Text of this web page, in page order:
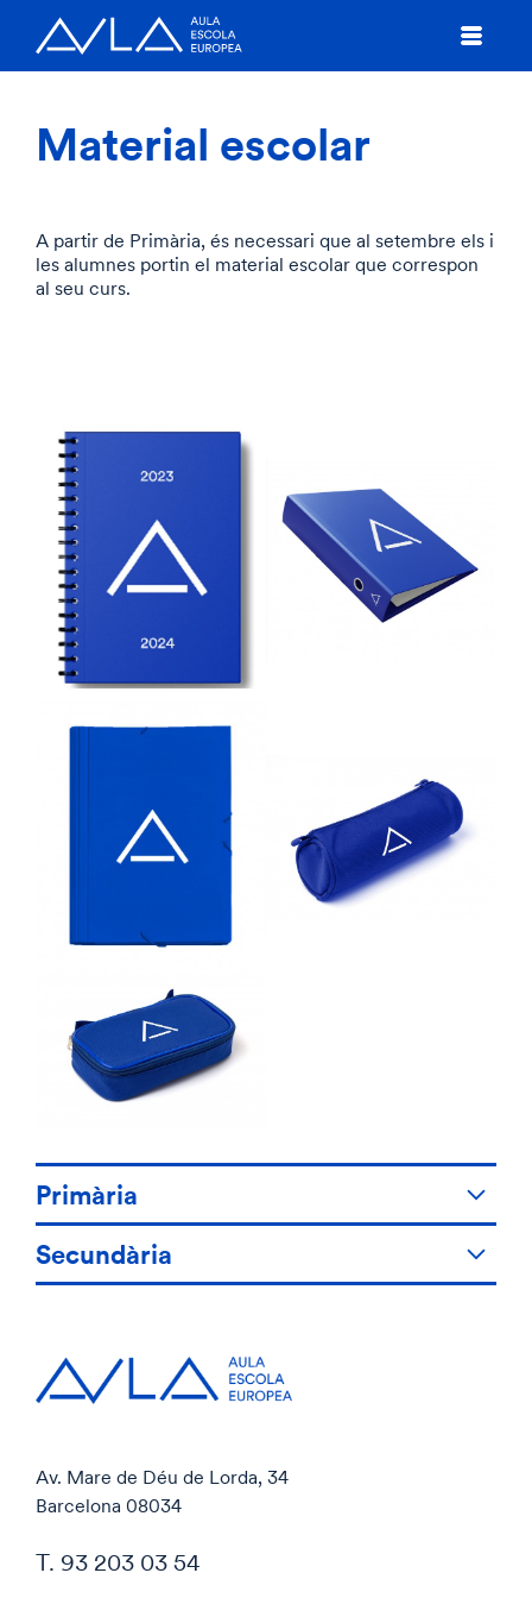
Material escolar
A partir de Primària, és necessari que al setembre els i
les alumnes portin el material escolar que correspon
al seu curs.
Primària
Secundària
Av. Mare de Déu de Lorda, 34
Barcelona 08034
T. 93 203 03 54